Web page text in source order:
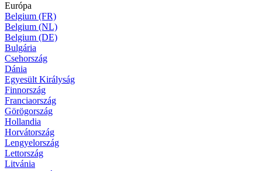
Európa
Belgium (FR)
Belgium (NL)
Belgium (DE)
Bulgária
Csehország
Dánia
Egyesült Királyság
Finnország
Franciaország
Görögország
Hollandia
Horvátország
Lengyelország
Lettország
Litvánia